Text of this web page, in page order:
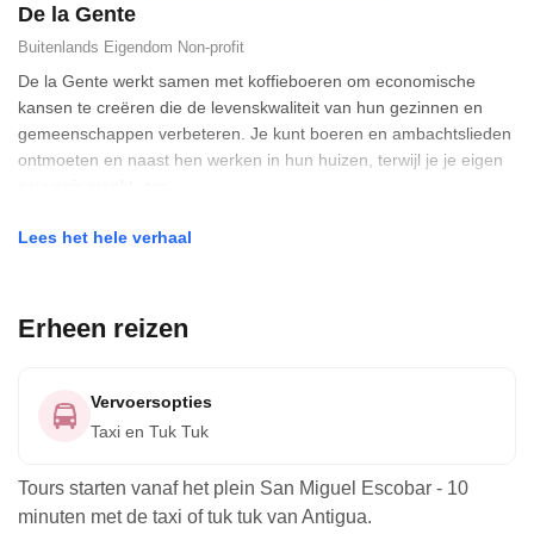
interpreter and moderator Jonathan.
De la Gente
Buitenlands Eigendom Non-profit
De la Gente werkt samen met koffieboeren om economische
kansen te creëren die de levenskwaliteit van hun gezinnen en
gemeenschappen verbeteren. Je kunt boeren en ambachtslieden
ontmoeten en naast hen werken in hun huizen, terwijl je je eigen
Lees het hele verhaal
Erheen reizen
Vervoersopties
Taxi en Tuk Tuk
Tours starten vanaf het plein San Miguel Escobar - 10
minuten met de taxi of tuk tuk van Antigua.